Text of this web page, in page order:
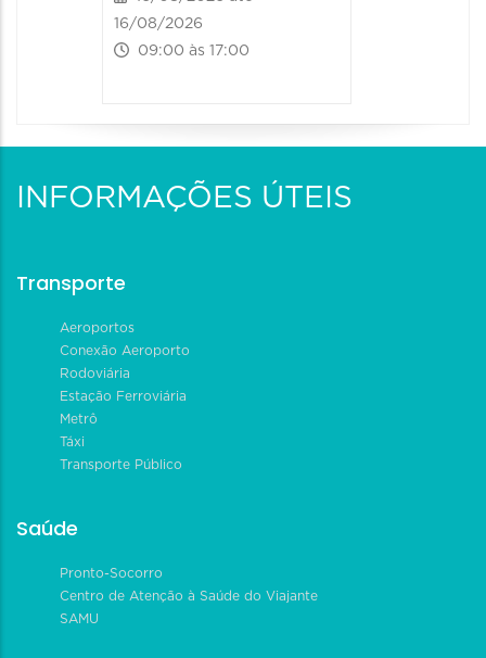
16/08/2026
09:00 às 17:00
INFORMAÇÕES ÚTEIS
Transporte
Aeroportos
Conexão Aeroporto
Rodoviária
Estação Ferroviária
Metrô
Táxi
Transporte Público
Saúde
Pronto-Socorro
Centro de Atenção à Saúde do Viajante
SAMU